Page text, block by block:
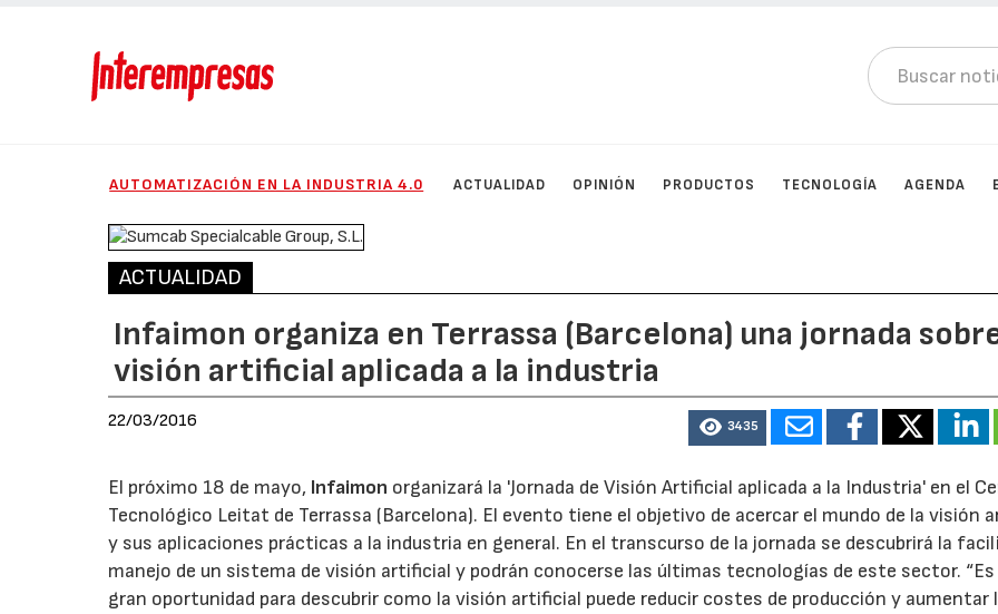
AUTOMATIZACIÓN EN LA INDUSTRIA 4.0 ACTUALIDAD OPINIÓN PRODUCTOS TECNOLOGÍA AGENDA
ACTUALIDAD
Infaimon organiza en Terrassa (Barcelona) una jornada
visión artificial aplicada a la industria
22/03/2016 3435
El próximo 18 de mayo, Infaimon organizará la 'Jornada de Visión Artificial aplicada a la Industria' en el
Tecnológico Leitat de Terrassa (Barcelona). El evento tiene el objetivo de acercar el mundo de la visión
y sus aplicaciones prácticas a la industria en general. En el transcurso de la jornada se descubrirá la
manejo de un sistema de visión artificial y podrán conocerse las últimas tecnologías de este sector. “Es
gran oportunidad para descubrir como la visión artificial puede reducir costes de producción y aumentar